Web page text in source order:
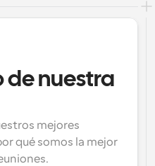
de nuestra
mejores
qué somos la mejor